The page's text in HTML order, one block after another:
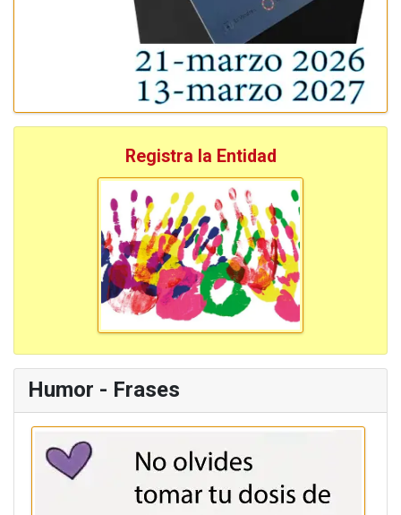
Registra la Entidad
Humor - Frases